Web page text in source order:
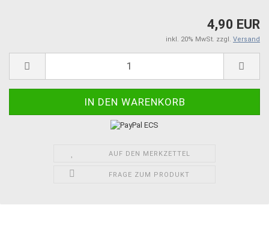
4,90 EUR
inkl. 20% MwSt. zzgl. Versand
AUF DEN MERKZETTEL
FRAGE ZUM PRODUKT